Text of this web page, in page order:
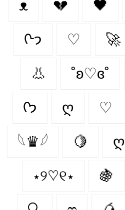
ᴥ 💔 🖤
ᢉ𐭩 ♡ 🚀
👃 ˚ʚ♡ɞ˚
ᡣ𐭩 ღ ♡
𓆩♛𓆪 🍋 ღ
⋆୨♡୧⋆ 🍇